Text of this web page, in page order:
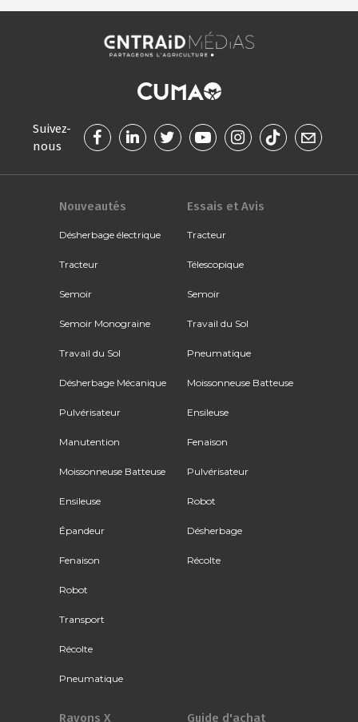
Suivez-
nous
Nouveautés
Désherbage électrique
Tracteur
Semoir
Semoir Monograine
Travail du Sol
Désherbage Mécanique
Pulvérisateur
Manutention
Moissonneuse Batteuse
Ensileuse
Épandeur
Fenaison
Robot
Transport
Récolte
Pneumatique
Essais et Avis
Tracteur
Télescopique
Semoir
Travail du Sol
Pneumatique
Moissonneuse Batteuse
Ensileuse
Fenaison
Pulvérisateur
Robot
Désherbage
Récolte
Rayons X Guide d'achat